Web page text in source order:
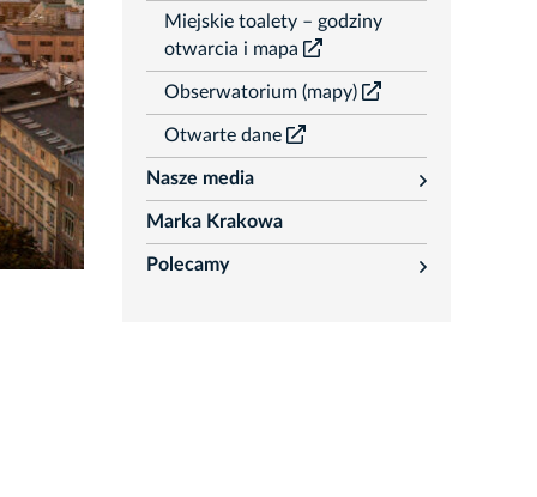
Miejskie toalety – godziny
otwarcia i mapa
Obserwatorium (mapy)
Otwarte dane
Nasze media
rozwiń
Marka Krakowa
Polecamy
rozwiń